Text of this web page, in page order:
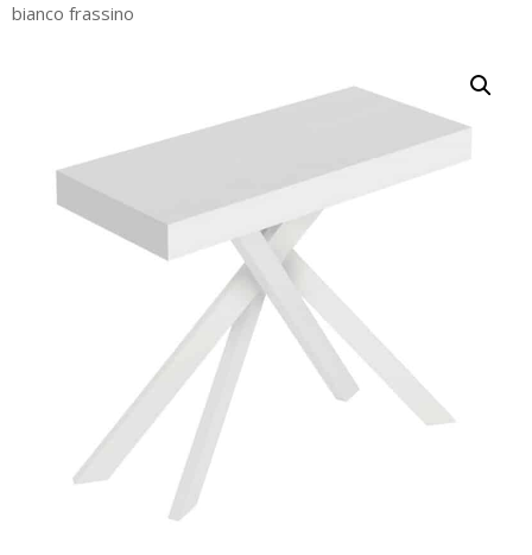
bianco frassino